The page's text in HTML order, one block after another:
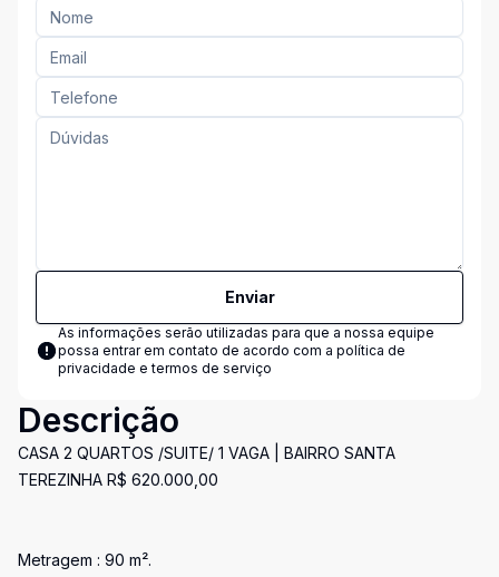
Enviar
As informações serão utilizadas para que a nossa equipe
possa entrar em contato de acordo com a política de
privacidade e termos de serviço
Descrição
CASA 2 QUARTOS /SUITE/ 1 VAGA | BAIRRO SANTA
TEREZINHA R$ 620.000,00
Metragem : 90 m².